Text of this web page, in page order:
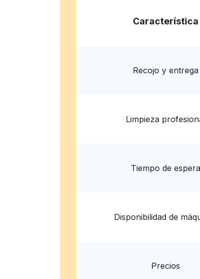
Característica
Recojo y entrega
Limpieza
Tiempo de espera
Disponibilidad de
Precios